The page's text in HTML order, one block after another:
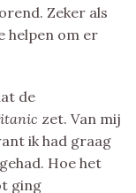
Zeker als
helpen om er
de
zet. Van mij
ik had graag
Hoe het
ging